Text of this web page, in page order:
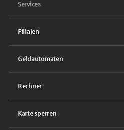
Services
Filialen
Geldautomaten
Rechner
Karte sperren